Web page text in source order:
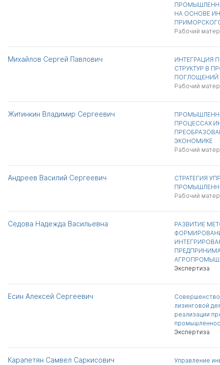
НА ОСНОВЕ
Рабочий
Михайлов Сергей Павлович
ИНТЕГРАЦИЯ
СТРУКТУР В
ПОГЛОЩЕНИЙ
Рабочий
Житинкин Владимир Сергеевич
ПРОЦЕССАХ
ЭКОНОМИКЕ
Рабочий
Андреев Василий Сергеевич
СТРАТЕГИЯ
Рабочий
Седова Надежда Васильевна
РАЗВИТИЕ
Экспертиза
Есин Алексей Сергеевич
лизинговой
реализации
Экспертиза
Карапетян Самвел Саркисович
Управление